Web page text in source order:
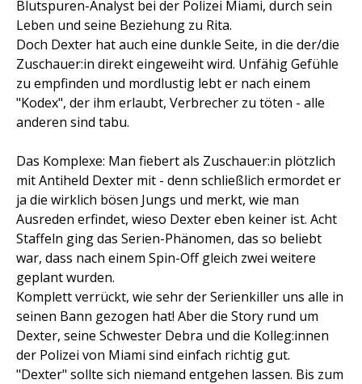
Blutspuren-Analyst bei der Polizei Miami, durch sein
Leben und seine Beziehung zu Rita.
Doch Dexter hat auch eine dunkle Seite, in die der/die
Zuschauer:in direkt eingeweiht wird. Unfähig Gefühle
zu empfinden und mordlustig lebt er nach einem
"Kodex", der ihm erlaubt, Verbrecher zu töten - alle
anderen sind tabu.
Das Komplexe: Man fiebert als Zuschauer:in plötzlich
mit Antiheld Dexter mit - denn schließlich ermordet er
ja die wirklich bösen Jungs und merkt, wie man
Ausreden erfindet, wieso Dexter eben keiner ist. Acht
Staffeln ging das Serien-Phänomen, das so beliebt
war, dass nach einem Spin-Off gleich zwei weitere
geplant wurden.
Komplett verrückt, wie sehr der Serienkiller uns alle in
seinen Bann gezogen hat! Aber die Story rund um
Dexter, seine Schwester Debra und die Kolleg:innen
der Polizei von Miami sind einfach richtig gut.
"Dexter" sollte sich niemand entgehen lassen. Bis zum